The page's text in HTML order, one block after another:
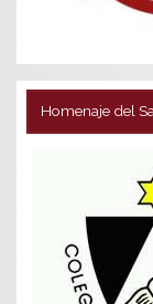
Homenaje del